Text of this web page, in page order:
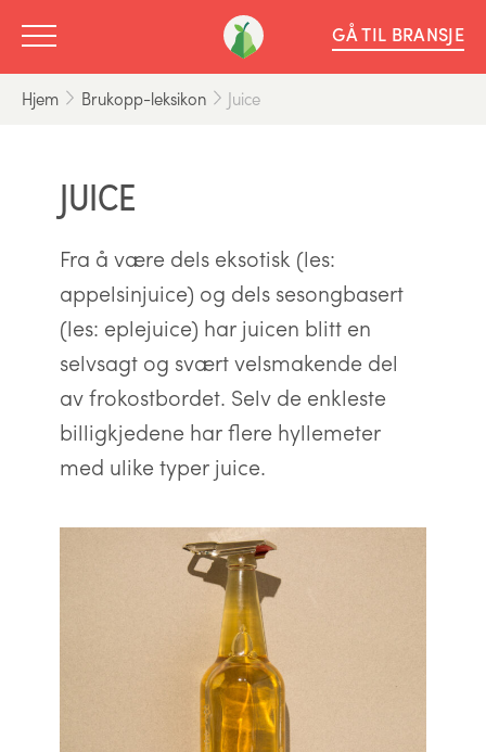
GÅ TIL BRANSJE
Hjem Brukopp-leksikon Juice
JUICE
Fra å være dels eksotisk (les:
appelsinjuice) og dels sesongbasert
(les: eplejuice) har juicen blitt en
selvsagt og svært velsmakende del
av frokostbordet. Selv de enkleste
billigkjedene har flere hyllemeter
med ulike typer juice.